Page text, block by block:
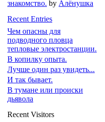
знакомство. by Алёнушка
Recent Entries
Чем опасны для
подводного пловца
тепловые электростанции.
В копилку опыта.
Лучше один раз увидеть...
И так бывает.
В тумане или происки
дьявола
Recent Visitors